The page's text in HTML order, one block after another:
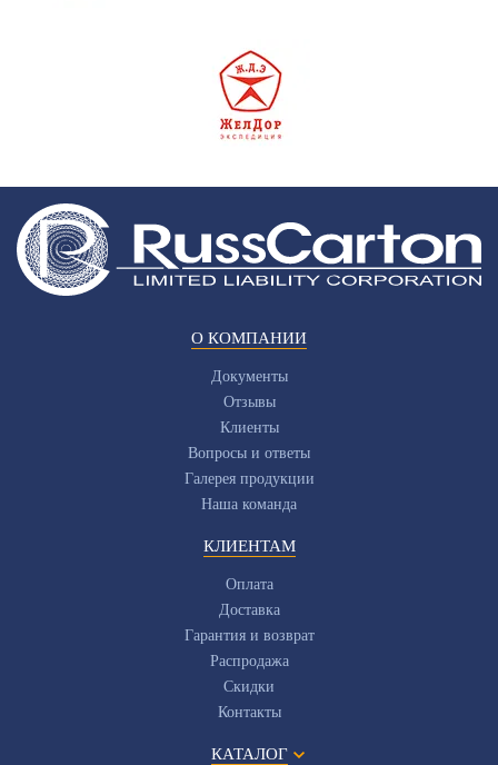
О КОМПАНИИ
Документы
Отзывы
Клиенты
Вопросы и ответы
Галерея продукции
Наша команда
КЛИЕНТАМ
Оплата
Доставка
Гарантия и возврат
Распродажа
Скидки
Контакты
КАТАЛОГ